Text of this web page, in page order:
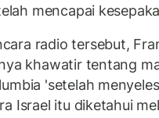
mencapai
radio tersebut,
khawatir tentang
'setelah
Israel itu diketahui